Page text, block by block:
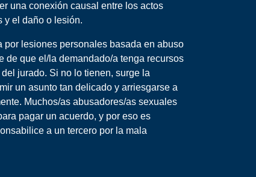
una conexión causal entre los actos
y el daño o lesión.
por lesiones personales basada en abuso
de que el/la demandado/a tenga recursos
jurado. Si no lo tienen, surge la
un asunto tan delicado y arriesgarse a
Muchos/as abusadores/as sexuales
pagar un acuerdo, y por eso es
a un tercero por la mala